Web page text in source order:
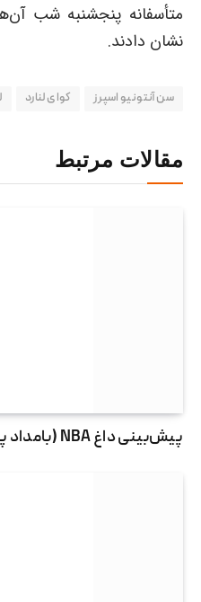
متأسفانه پنجشنبه شب
نشان دادند.
سن آنتونیو اسپرز کوای لنارد
مقالات مرتبط
پیش‌بینی داغ NBA (بامداد پنج‌شنبه)؛نبرد صدرنشینان